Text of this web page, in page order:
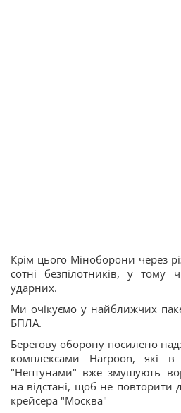
Крім цього Міноборони через
сотні безпілотників, у тому
ударних.
Ми очікуємо у найближчих
БПЛА.
Берегову оборону посилено
комплексами Harpoon, які
"Нептунами" вже змушують
на відстані, щоб не
крейсера "Москва"